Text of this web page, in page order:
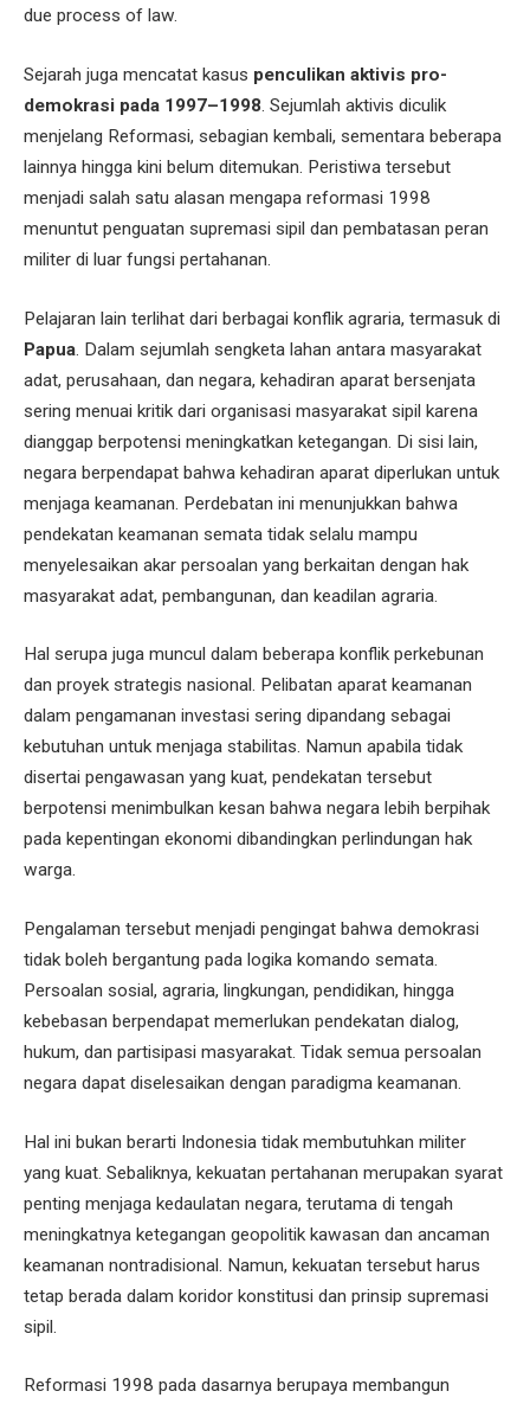
due process of law.
Sejarah juga mencatat kasus penculikan aktivis pro-
demokrasi pada 1997–1998. Sejumlah aktivis diculik
menjelang Reformasi, sebagian kembali, sementara beberapa
lainnya hingga kini belum ditemukan. Peristiwa tersebut
menjadi salah satu alasan mengapa reformasi 1998
menuntut penguatan supremasi sipil dan pembatasan peran
militer di luar fungsi pertahanan.
Pelajaran lain terlihat dari berbagai konflik agraria, termasuk di
Papua. Dalam sejumlah sengketa lahan antara masyarakat
adat, perusahaan, dan negara, kehadiran aparat bersenjata
sering menuai kritik dari organisasi masyarakat sipil karena
dianggap berpotensi meningkatkan ketegangan. Di sisi lain,
negara berpendapat bahwa kehadiran aparat diperlukan untuk
menjaga keamanan. Perdebatan ini menunjukkan bahwa
pendekatan keamanan semata tidak selalu mampu
menyelesaikan akar persoalan yang berkaitan dengan hak
masyarakat adat, pembangunan, dan keadilan agraria.
Hal serupa juga muncul dalam beberapa konflik perkebunan
dan proyek strategis nasional. Pelibatan aparat keamanan
dalam pengamanan investasi sering dipandang sebagai
kebutuhan untuk menjaga stabilitas. Namun apabila tidak
disertai pengawasan yang kuat, pendekatan tersebut
berpotensi menimbulkan kesan bahwa negara lebih berpihak
pada kepentingan ekonomi dibandingkan perlindungan hak
warga.
Pengalaman tersebut menjadi pengingat bahwa demokrasi
tidak boleh bergantung pada logika komando semata.
Persoalan sosial, agraria, lingkungan, pendidikan, hingga
kebebasan berpendapat memerlukan pendekatan dialog,
hukum, dan partisipasi masyarakat. Tidak semua persoalan
negara dapat diselesaikan dengan paradigma keamanan.
Hal ini bukan berarti Indonesia tidak membutuhkan militer
yang kuat. Sebaliknya, kekuatan pertahanan merupakan syarat
penting menjaga kedaulatan negara, terutama di tengah
meningkatnya ketegangan geopolitik kawasan dan ancaman
keamanan nontradisional. Namun, kekuatan tersebut harus
tetap berada dalam koridor konstitusi dan prinsip supremasi
sipil.
Reformasi 1998 pada dasarnya berupaya membangun